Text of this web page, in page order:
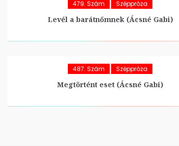
479. Szám Széppróza
Levél a barátnőmnek (Ácsné Gabi)
487. Szám Széppróza
Megtörtént eset (Ácsné Gabi)